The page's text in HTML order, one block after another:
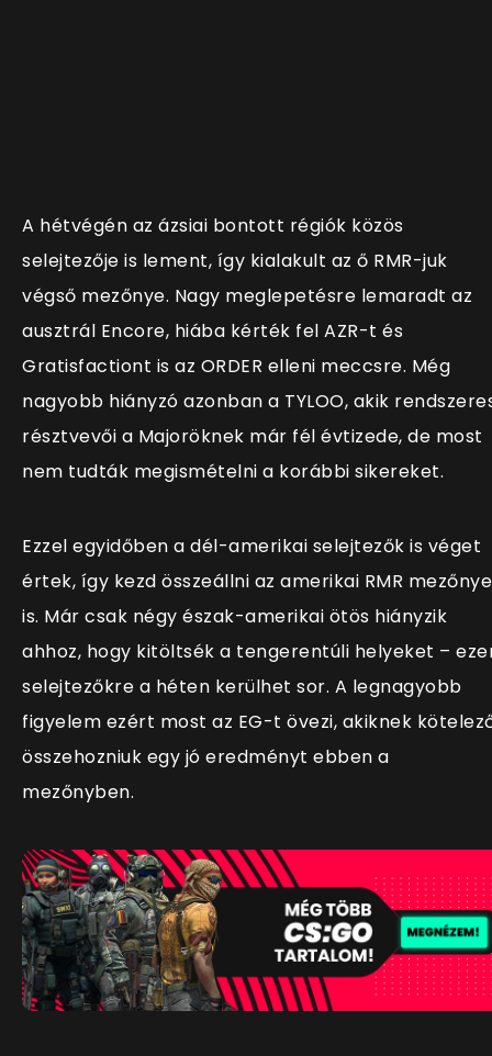
A hétvégén az ázsiai bontott régiók közös
selejtezője is lement, így kialakult az ő RMR-juk
végső mezőnye. Nagy meglepetésre lemaradt az
ausztrál Encore, hiába kérték fel AZR-t és
Gratisfactiont is az ORDER elleni meccsre. Még
nagyobb hiányzó azonban a TYLOO, akik
résztvevői a Majoröknek már fél évtizede, de most
nem tudták megismételni a korábbi sikereket.
Ezzel egyidőben a dél-amerikai selejtezők is véget
értek, így kezd összeállni az amerikai RMR mezőnye
is. Már csak négy észak-amerikai ötös hiányzik
ahhoz, hogy kitöltsék a tengerentúli helyeket –
selejtezőkre a héten kerülhet sor. A legnagyobb
figyelem ezért most az EG-t övezi, akiknek
összehozniuk egy jó eredményt ebben a
mezőnyben.